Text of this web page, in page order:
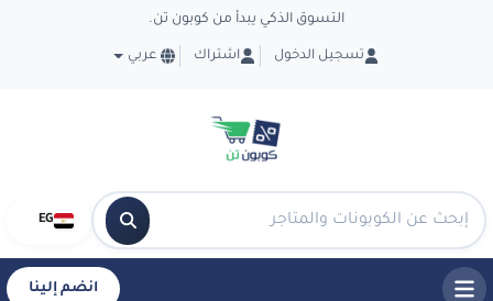
التسوق الذكي يبدأ من كوبون تن.
تسجيل الدخول اشتراك عربي
EG
انضم إلينا